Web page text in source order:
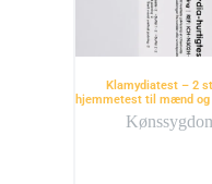
Klamydiatest – 2
hjemmetest til mænd og